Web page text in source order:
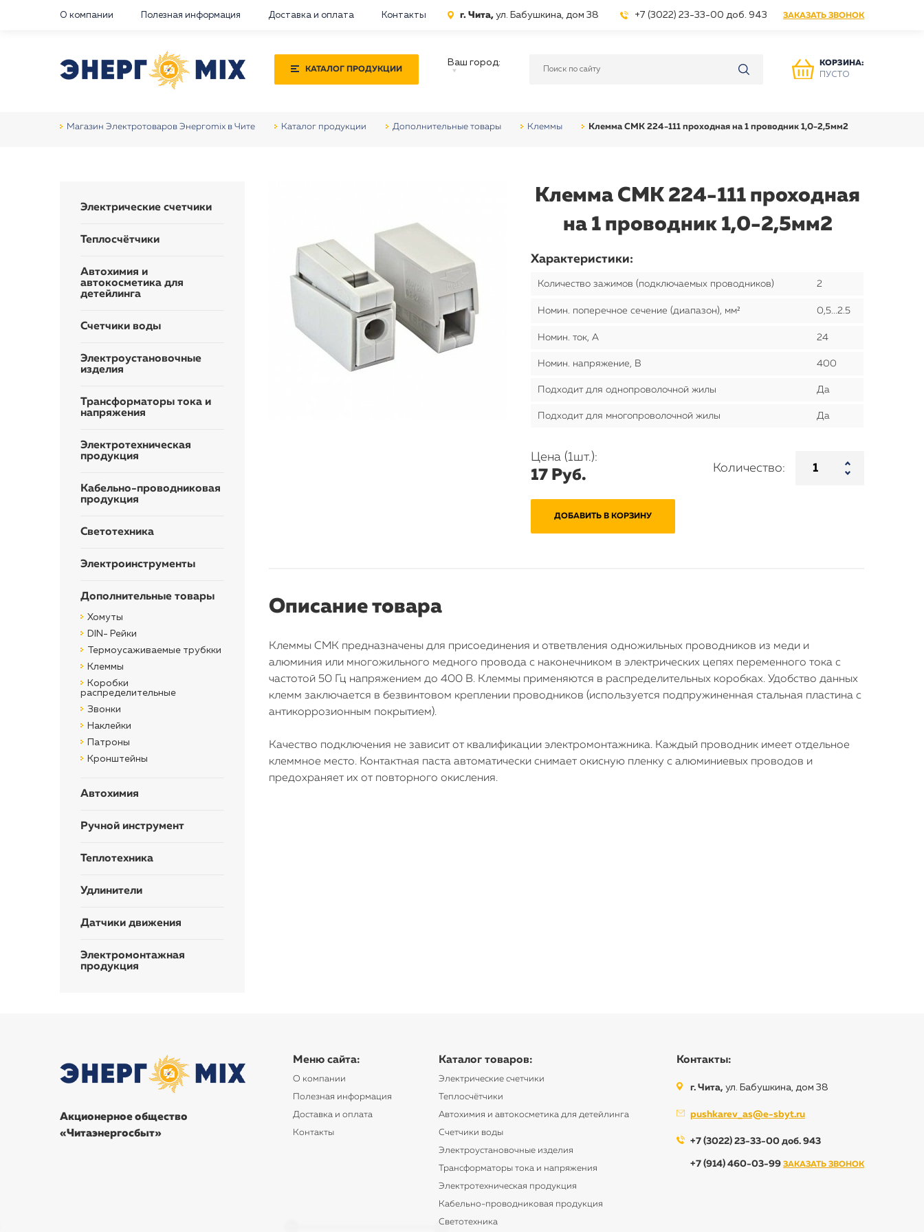
О компании Полезная информация Доставка и оплата Контакты г. Чита, ул. Бабушкина, дом 38 +7 (3022) 23-33-00 доб. 943 ЗАКАЗАТЬ ЗВОНОК
КАТАЛОГ ПРОДУКЦИИ
Ваш город:
КОРЗИНА:
ПУСТО
Магазин Электротоваров Энергоmix в Чите Каталог продукции Дополнительные товары Клеммы Клемма СМК 224-111 проходная на 1 проводник 1,0-2,5мм2
Электрические счетчики
Теплосчётчики
Автохимия и
автокосметика для
детейлинга
Счетчики воды
Электроустановочные
изделия
Трансформаторы тока и
напряжения
Электротехническая
продукция
Кабельно-проводниковая
продукция
Светотехника
Электроинструменты
Дополнительные товары
Хомуты
DIN- Рейки
Термоусаживаемые трубкки
Клеммы
Коробки
распределительные
Звонки
Наклейки
Патроны
Кронштейны
Автохимия
Ручной инструмент
Теплотехника
Удлинители
Датчики движения
Электромонтажная
продукция
Клемма СМК 224-111 проходная
на 1 проводник 1,0-2,5мм2
Характеристики:
Количество зажимов (подключаемых проводников) 2
Номин. поперечное сечение (диапазон), мм² 0,5...2.5
Номин. ток, А 24
Номин. напряжение, В 400
Подходит для однопроволочной жилы Да
Подходит для многопроволочной жилы Да
Цена (1шт.):
17 Руб. Количество:
ДОБАВИТЬ В КОРЗИНУ
Описание товара
Клеммы СМК предназначены для присоединения и ответвления одножильных проводников из меди и
алюминия или многожильного медного провода с наконечником в электрических цепях переменного тока с
частотой 50 Гц напряжением до 400 В. Клеммы применяются в распределительных коробках. Удобство данных
клемм заключается в безвинтовом креплении проводников (используется подпружиненная стальная пластина с
антикоррозионным покрытием).
Качество подключения не зависит от квалификации электромонтажника. Каждый проводник имеет отдельное
клеммное место. Контактная паста автоматически снимает окисную пленку с алюминиевых проводов и
предохраняет их от повторного окисления.
Акционерное общество
«Читаэнергосбыт»
Меню сайта:
О компании
Полезная информация
Доставка и оплата
Контакты
Каталог товаров:
Электрические счетчики
Теплосчётчики
Автохимия и автокосметика для детейлинга
Счетчики воды
Электроустановочные изделия
Трансформаторы тока и напряжения
Электротехническая продукция
Кабельно-проводниковая продукция
Светотехника
Контакты:
г. Чита, ул. Бабушкина, дом 38
pushkarev_as@e-sbyt.ru
+7 (3022) 23-33-00 доб. 943
+7 (914) 460-03-99 ЗАКАЗАТЬ ЗВОНОК